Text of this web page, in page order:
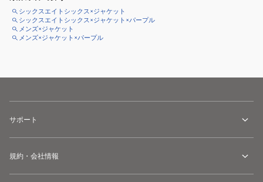
シックスエイトシックス×ジャケット
シックスエイトシックス×ジャケット×パープル
メンズ×ジャケット
メンズ×ジャケット×パープル
サポート
規約・会社情報